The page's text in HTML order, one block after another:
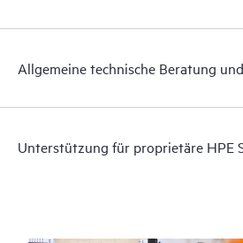
Allgemeine technische Beratung
Unterstützung für proprietäre HPE